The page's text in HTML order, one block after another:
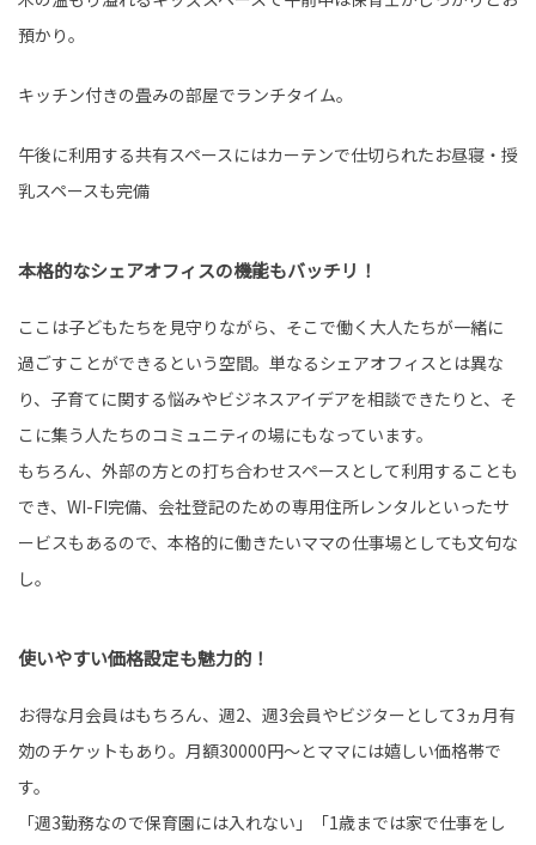
預かり。
キッチン付きの畳みの部屋でランチタイム。
午後に利用する共有スペースにはカーテンで仕切られたお昼寝・授
乳スペースも完備
本格的なシェアオフィスの機能もバッチリ！
ここは子どもたちを見守りながら、そこで働く大人たちが一緒に
過ごすことができるという空間。単なるシェアオフィスとは異な
り、子育てに関する悩みやビジネスアイデアを相談できたりと、そ
こに集う人たちのコミュニティの場にもなっています。
もちろん、外部の方との打ち合わせスペースとして利用することも
でき、WI-FI完備、会社登記のための専用住所レンタルといったサ
ービスもあるので、本格的に働きたいママの仕事場としても文句な
し。
使いやすい価格設定も魅力的！
お得な月会員はもちろん、週2、週3会員やビジターとして3ヵ月有
効のチケットもあり。月額30000円～とママには嬉しい価格帯で
す。
「週3勤務なので保育園には入れない」「1歳までは家で仕事をし